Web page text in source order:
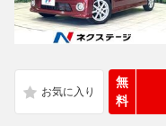
無
料